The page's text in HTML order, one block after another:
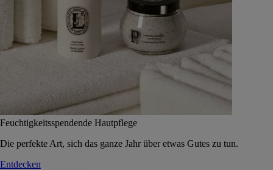
Feuchtigkeitsspendende Hautpflege
Die perfekte Art, sich das ganze Jahr über etwas Gutes zu tun.
Entdecken